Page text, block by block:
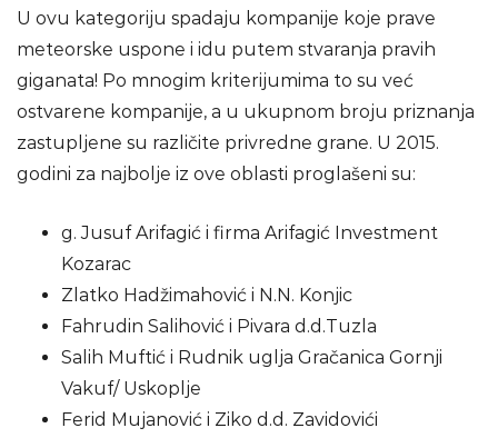
U ovu kategoriju spadaju kompanije koje prave
meteorske uspone i idu putem stvaranja pravih
giganata! Po mnogim kriterijumima to su već
ostvarene kompanije, a u ukupnom broju priznanja
zastupljene su različite privredne grane. U 2015.
godini za najbolje iz ove oblasti proglašeni su:
g. Jusuf Arifagić i firma Arifagić Investment
Kozarac
Zlatko Hadžimahović i N.N. Konjic
Fahrudin Salihović i Pivara d.d.Tuzla
Salih Muftić i Rudnik uglja Gračanica Gornji
Vakuf/ Uskoplje
Ferid Mujanović i Ziko d.d. Zavidovići